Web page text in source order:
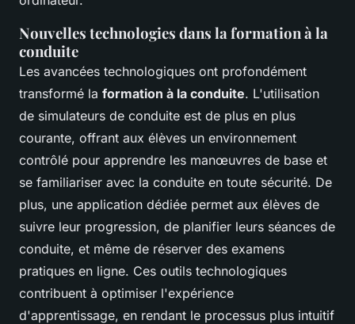
Nouvelles technologies dans la formation à la
conduite
Les avancées technologiques ont profondément
transformé la formation à la conduite. L'utilisation
de simulateurs de conduite est de plus en plus
courante, offrant aux élèves un environnement
contrôlé pour apprendre les manœuvres de base et
se familiariser avec la conduite en toute sécurité. De
plus, une application dédiée permet aux élèves de
suivre leur progression, de planifier leurs séances de
conduite, et même de réserver des examens
pratiques en ligne. Ces outils technologiques
contribuent à optimiser l'expérience
d'apprentissage, en rendant le processus plus intuitif